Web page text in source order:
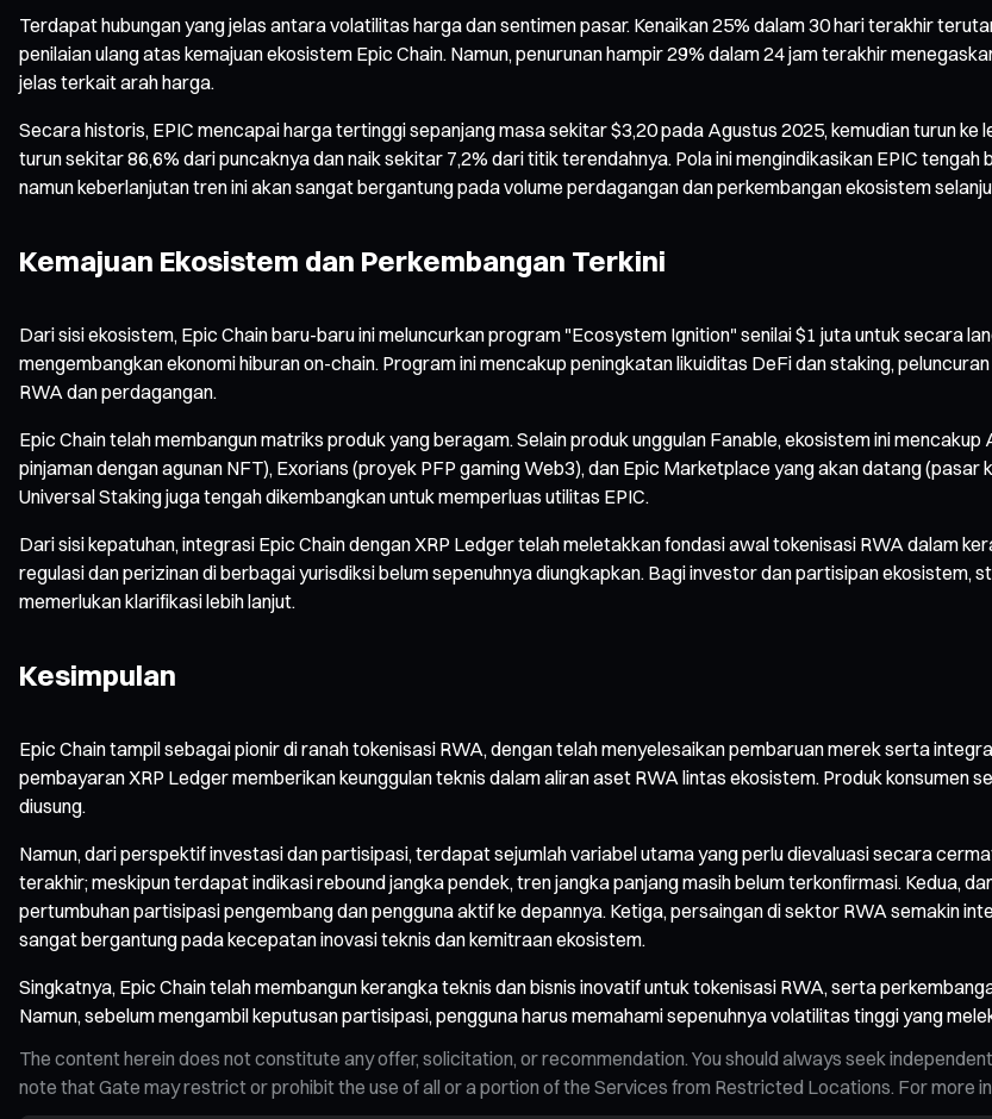
Terdapat hubungan yang jelas antara volatilitas harga dan sentimen pasar. Kenaikan 25% dalam 30 hari terakhir
penilaian ulang atas kemajuan ekosistem Epic Chain. Namun, penurunan hampir 29% dalam 24 jam terakhir
jelas terkait arah harga.
Secara historis, EPIC mencapai harga tertinggi sepanjang masa sekitar $3,20 pada Agustus 2025, kemudian turun
turun sekitar 86,6% dari puncaknya dan naik sekitar 7,2% dari titik terendahnya. Pola ini mengindikasikan EPIC
namun keberlanjutan tren ini akan sangat bergantung pada volume perdagangan dan perkembangan ekosistem
Kemajuan Ekosistem dan Perkembangan Terkini
Dari sisi ekosistem, Epic Chain baru-baru ini meluncurkan program "Ecosystem Ignition" senilai $1 juta untuk secara
mengembangkan ekonomi hiburan on-chain. Program ini mencakup peningkatan likuiditas DeFi dan staking,
RWA dan perdagangan.
Epic Chain telah membangun matriks produk yang beragam. Selain produk unggulan Fanable, ekosistem ini
pinjaman dengan agunan NFT), Exorians (proyek PFP gaming Web3), dan Epic Marketplace yang akan datang
Universal Staking juga tengah dikembangkan untuk memperluas utilitas EPIC.
Dari sisi kepatuhan, integrasi Epic Chain dengan XRP Ledger telah meletakkan fondasi awal tokenisasi RWA dalam
regulasi dan perizinan di berbagai yurisdiksi belum sepenuhnya diungkapkan. Bagi investor dan partisipan ekosistem,
memerlukan klarifikasi lebih lanjut.
Kesimpulan
Epic Chain tampil sebagai pionir di ranah tokenisasi RWA, dengan telah menyelesaikan pembaruan merek serta
pembayaran XRP Ledger memberikan keunggulan teknis dalam aliran aset RWA lintas ekosistem. Produk konsumen
diusung.
Namun, dari perspektif investasi dan partisipasi, terdapat sejumlah variabel utama yang perlu dievaluasi secara
terakhir; meskipun terdapat indikasi rebound jangka pendek, tren jangka panjang masih belum terkonfirmasi. Kedua,
pertumbuhan partisipasi pengembang dan pengguna aktif ke depannya. Ketiga, persaingan di sektor RWA semakin
sangat bergantung pada kecepatan inovasi teknis dan kemitraan ekosistem.
Singkatnya, Epic Chain telah membangun kerangka teknis dan bisnis inovatif untuk tokenisasi RWA, serta
Namun, sebelum mengambil keputusan partisipasi, pengguna harus memahami sepenuhnya volatilitas tinggi yang
The content herein does not constitute any offer, solicitation, or recommendation. You should always seek
note that Gate may restrict or prohibit the use of all or a portion of the Services from Restricted Locations. For more